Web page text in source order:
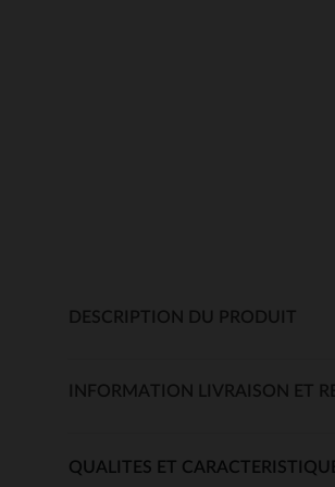
DESCRIPTION DU PRODUIT
INFORMATION LIVRAISON ET
QUALITES ET